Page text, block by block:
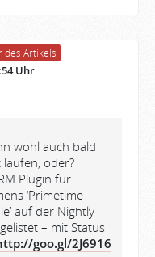
des Artikels
Uhr:
wohl auch bald
laufen, oder?
Plugin für
‘Primetime
auf der Nightly
– mit Status
goo.gl/2J6916